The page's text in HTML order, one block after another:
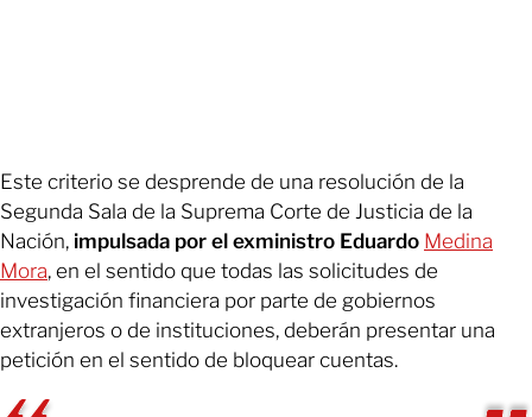
Este criterio se desprende de una resolución de la
Segunda Sala de la Suprema Corte de Justicia de la
Nación, impulsada por el exministro Eduardo Medina
Mora, en el sentido que todas las solicitudes de
investigación financiera por parte de gobiernos
extranjeros o de instituciones, deberán presentar una
petición en el sentido de bloquear cuentas.